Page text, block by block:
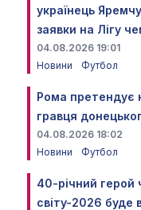
українець
заявки на Лігу
04.08.2026 19:01
Новини
Футбол
Рома претендує
гравця
04.08.2026 18:02
Новини
Футбол
40-річний герой
світу-2026 буде